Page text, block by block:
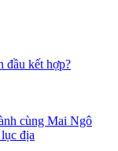
đầu kết hợp?
cùng Mai Ngô
địa